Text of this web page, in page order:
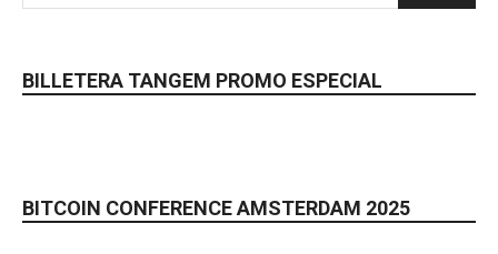
BILLETERA TANGEM PROMO ESPECIAL
BITCOIN CONFERENCE AMSTERDAM 2025